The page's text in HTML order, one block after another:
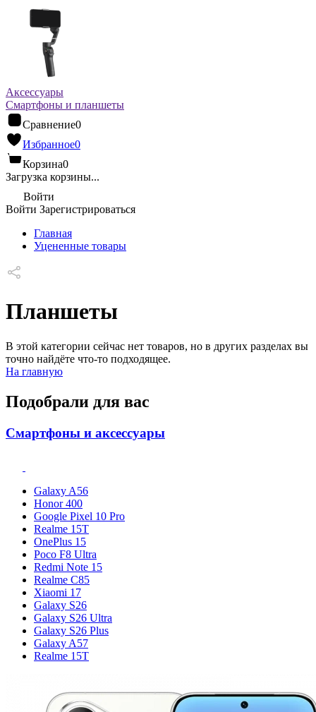
Аксессуары
Смартфоны и планшеты
Сравнение0
Избранное0
Корзина0
Загрузка корзины...
Войти
Войти Зарегистрироваться
Главная
Уцененные товары
Планшеты
В этой категории сейчас нет товаров, но в других разделах вы
точно найдёте что-то подходящее.
На главную
Подобрали для вас
Смартфоны и аксессуары
Galaxy A56
Honor 400
Google Pixel 10 Pro
Realme 15T
OnePlus 15
Poco F8 Ultra
Redmi Note 15
Realme C85
Xiaomi 17
Galaxy S26
Galaxy S26 Ultra
Galaxy S26 Plus
Galaxy A57
Realme 15T